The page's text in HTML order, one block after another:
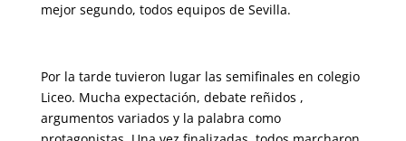
mejor segundo, todos equipos de Sevilla.
Por la tarde tuvieron lugar las semifinales en colegio
Liceo. Mucha expectación, debate reñidos ,
argumentos variados y la palabra como